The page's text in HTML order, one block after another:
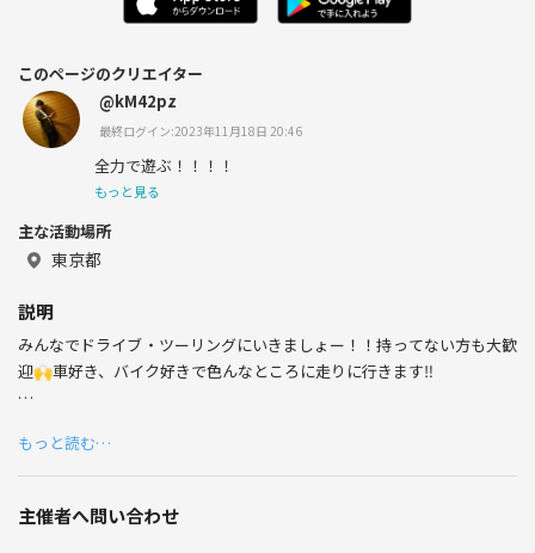
このページのクリエイター
@kM42pz
最終ログイン:2023年11月18日 20:46
全力で遊ぶ！！！！
もっと見る
主な活動場所
東京都
説明
みんなでドライブ・ツーリングにいきましょー！！持ってない方も大歓
迎🙌車好き、バイク好きで色んなところに走りに行きます‼️
ご覧頂きありがとうございます🙇🙇
・色んな道を走るのが好き😆
・一緒にドライブやツーリングに行ける仲間が欲しい😣
・そもそも車やバイク持ってないけど行ってみたい🙋
もっと読む…
主催者へ問い合わせ